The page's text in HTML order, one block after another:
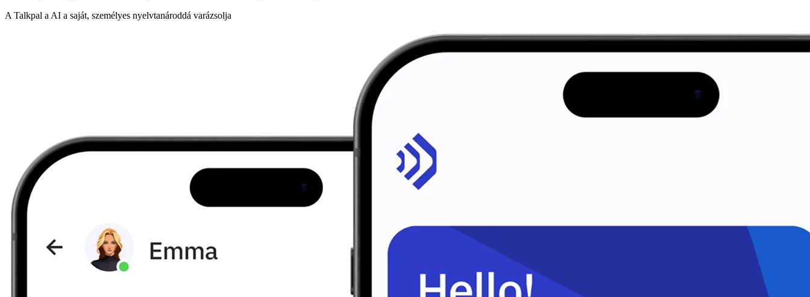
A Talkpal a AI a saját, személyes nyelvtanároddá varázsolja